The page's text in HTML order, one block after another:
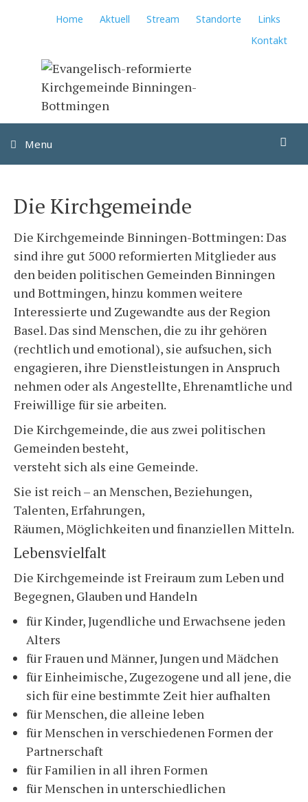
Home Aktuell Stream Standorte
Links
Kontakt
Menu
Die Kirchgemeinde
Die Kirchgemeinde Binningen-Bottmingen: Das
sind ihre gut 5000 reformierten Mitglieder aus
den beiden politischen Gemeinden Binningen
und Bottmingen, hinzu kommen weitere
Interessierte und Zugewandte aus der Region
Basel. Das sind Menschen, die zu ihr gehören
(rechtlich und emotional), sie aufsuchen, sich
engagieren, ihre Dienstleistungen in Anspruch
nehmen oder als Angestellte, Ehrenamtliche und
Freiwillige für sie arbeiten.
Die Kirchgemeinde, die aus zwei politischen
Gemeinden besteht,
versteht sich als eine Gemeinde.
Sie ist reich – an Menschen, Beziehungen,
Talenten, Erfahrungen,
Räumen, Möglichkeiten und finanziellen Mitteln.
Lebensvielfalt
Die Kirchgemeinde ist Freiraum zum Leben und
Begegnen, Glauben und Handeln
für Kinder, Jugendliche und Erwachsene jeden
Alters
für Frauen und Männer, Jungen und Mädchen
für Einheimische, Zugezogene und all jene, die
sich für eine bestimmte Zeit hier aufhalten
für Menschen, die alleine leben
für Menschen in verschiedenen Formen der
Partnerschaft
für Familien in all ihren Formen
für Menschen in unterschiedlichen